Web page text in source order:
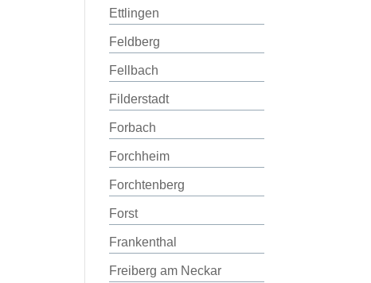
Ettlingen
Feldberg
Fellbach
Filderstadt
Forbach
Forchheim
Forchtenberg
Forst
Frankenthal
Freiberg am Neckar